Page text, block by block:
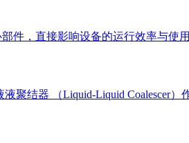
，直接影响设备的运行效率与使
结器 （Liquid-Liquid Coalescer